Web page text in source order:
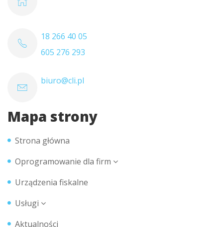
18 266 40 05
605 276 293
biuro@cli.pl
Mapa strony
Strona główna
Oprogramowanie dla firm
Urządzenia fiskalne
Usługi
Aktualności